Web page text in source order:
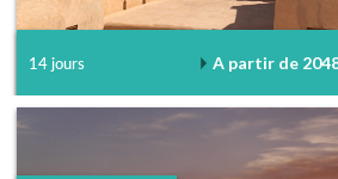
14 jours A partir de